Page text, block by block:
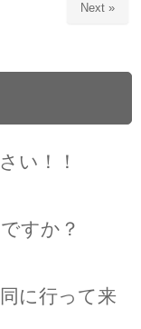
Next »
い！！
すか？
に行って来